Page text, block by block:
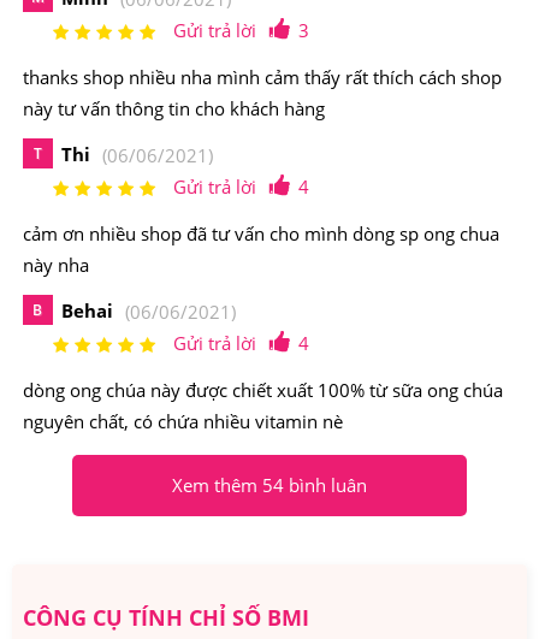
Sữa ong chúa Rebirth Platinum Royal Jelly hỗ trợ tốt
trong quá trình trị nám da, đồi mồi và tàn nhang, cho
làn da mịn màng, khỏe mạnh, ngăn ngừa rụng tóc, cho
mạnh. Giảm triệu chứng xơ vữa động mạch và
stress.
Gửi trả lời
3
thanks shop nhiều nha mình cảm thấy rất thích cách shop
này tư vấn thông tin cho khách hàng
T Thi (06/06/2021)
Gửi trả lời
4
cảm ơn nhiều shop đã tư vấn cho mình dòng sp ong chua
này nha
B Behai (06/06/2021)
Gửi trả lời
4
dòng ong chúa này được chiết xuất 100% từ sữa ong chúa
nguyên chất, có chứa nhiều vitamin nè
Xem thêm 54 bình luân
CÔNG CỤ TÍNH CHỈ SỐ BMI